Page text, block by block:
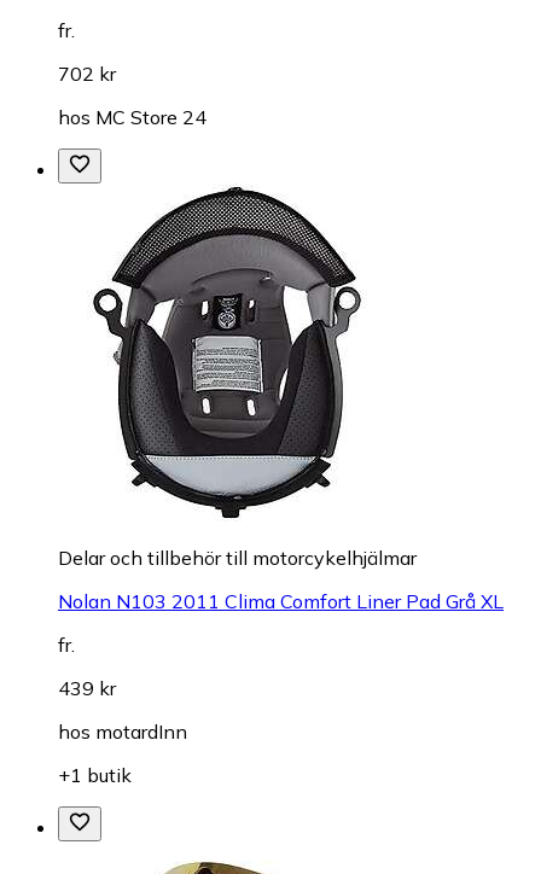
fr.
702 kr
hos MC Store 24
Delar och tillbehör till motorcykelhjälmar
Nolan N103 2011 Clima Comfort Liner Pad Grå XL
fr.
439 kr
hos motardInn
+1 butik